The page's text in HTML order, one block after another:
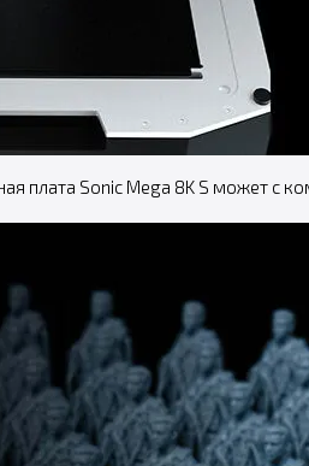
плата Sonic Mega 8K S может с